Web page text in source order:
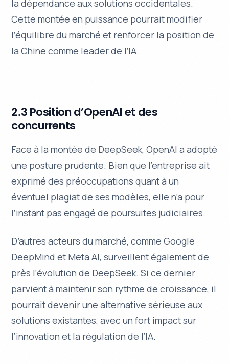
la dépendance aux solutions occidentales.
Cette montée en puissance pourrait modifier
l’équilibre du marché et renforcer la position de
la Chine comme leader de l’IA.
2.3 Position d’OpenAI et des
concurrents
Face à la montée de DeepSeek, OpenAI a adopté
une posture prudente. Bien que l’entreprise ait
exprimé des préoccupations quant à un
éventuel plagiat de ses modèles, elle n’a pour
l’instant pas engagé de poursuites judiciaires.
D’autres acteurs du marché, comme Google
DeepMind et Meta AI, surveillent également de
près l’évolution de DeepSeek. Si ce dernier
parvient à maintenir son rythme de croissance, il
pourrait devenir une alternative sérieuse aux
solutions existantes, avec un fort impact sur
l’innovation et la régulation de l’IA.